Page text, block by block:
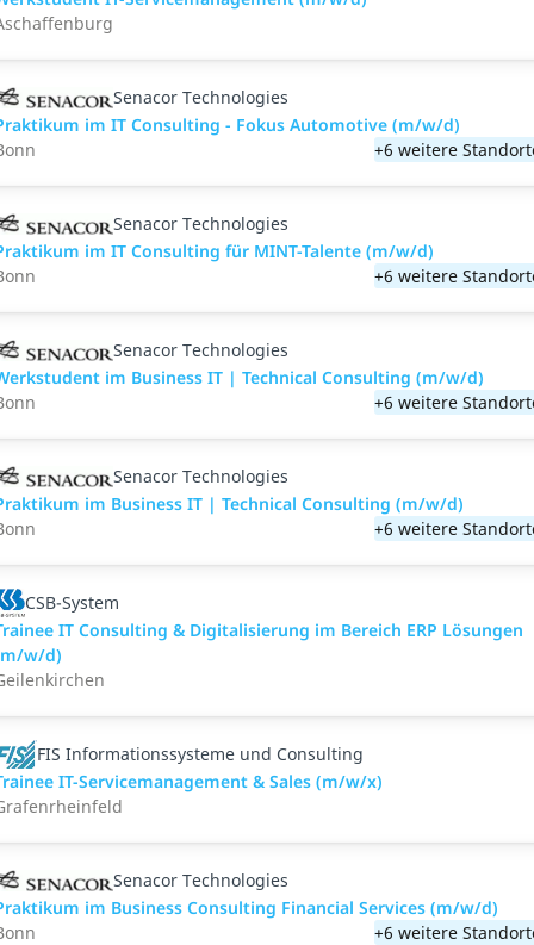
Senacor Technologies
im IT Consulting - Fokus Automotive (m/w/d)
+6 weitere
Senacor Technologies
im IT Consulting für MINT-Talente (m/w/d)
+6 weitere
Senacor Technologies
im Business IT | Technical Consulting (m/w/d)
+6 weitere
Senacor Technologies
im Business IT | Technical Consulting (m/w/d)
+6 weitere
CSB-System
IT Consulting & Digitalisierung im Bereich ERP Lösungen
w/d)
FIS Informationssysteme und Consulting
IT-Servicemanagement & Sales (m/w/x)
Senacor Technologies
im Business Consulting Financial Services (m/w/d)
+6 weitere